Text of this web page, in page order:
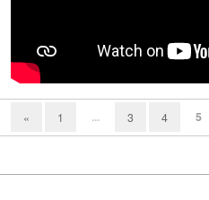
« 1 ... 3 4 5